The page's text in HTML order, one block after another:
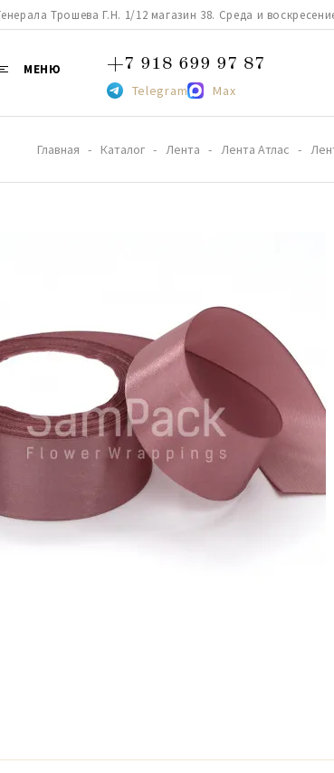
Трошева Г.Н. 1/12 магазин 38. Среда и
МЕНЮ +7 918 699 97 87
Telegram Max
Главная Каталог Лента Лента Атлас